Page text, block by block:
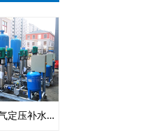
真空脱气定压补水机组